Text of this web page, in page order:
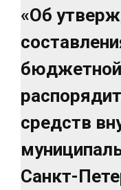
«Об
бюджетной
средств
Санкт-